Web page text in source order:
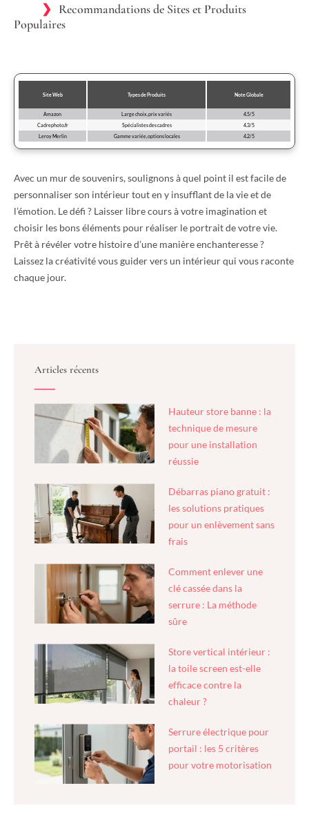
Recommandations de Sites et Produits
Populaires
Site Web Types de Produits Note Globale
Amazon Large choix, prix variés
4.5/5
Cadrephoto.fr
Spécialistes des cadres
4.3/5
Leroy Merlin
Gamme variée, options locales 4.2/5
Avec un mur de souvenirs, soulignons à quel point il est facile de
personnaliser son intérieur tout en y insufflant de la vie et de
l’émotion. Le défi ? Laisser libre cours à votre imagination et
choisir les bons éléments pour réaliser le portrait de votre vie.
Prêt à révéler votre histoire d’une manière enchanteresse ?
Laissez la créativité vous guider vers un intérieur qui vous raconte
chaque jour.
Articles récents
Hauteur store banne : la
technique de mesure
pour une installation
réussie
Débarras piano gratuit :
les solutions pratiques
pour un enlèvement sans
frais
Comment enlever une
clé cassée dans la
serrure : La méthode
sûre
Store vertical intérieur :
la toile screen est-elle
efficace contre la
chaleur ?
Serrure électrique pour
portail : les 5 critères
pour votre motorisation